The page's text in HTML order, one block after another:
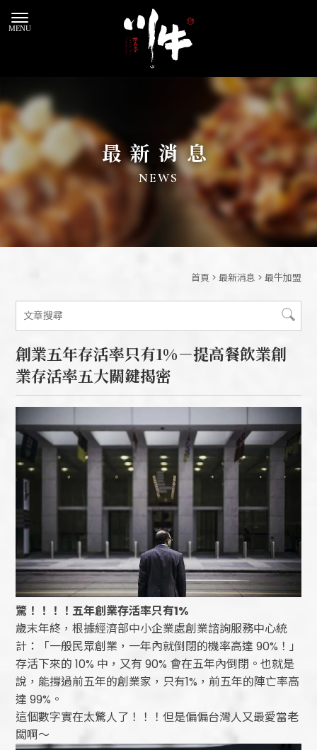
最新消息
首頁 > 最新消息 > 最牛加盟
創業五年存活率只有1%－提高餐飲業創
業存活率五大關鍵揭密
驚！！！！五年創業存活率只有1%
歲末年終，根據經濟部中小企業處創業諮詢服務中心統
計：「一般民眾創業，一年內就倒閉的機率高達 90%！」
存活下來的 10% 中，又有 90% 會在五年內倒閉。也就是
說，能撐過前五年的創業家，只有1%，前五年的陣亡率高
達 99%。
這個數字實在太驚人了！！！但是偏偏台灣人又最愛當老
闆啊～